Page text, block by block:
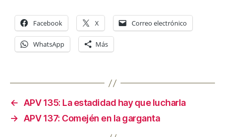
u
d
Facebook X Correo electrónico
WhatsApp Más
← APV 135: La estadidad hay que lucharla
→ APV 137: Comején en la garganta